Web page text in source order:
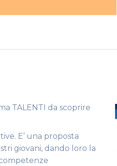
TALENTI da scoprire
E’ una proposta
giovani, dando loro la